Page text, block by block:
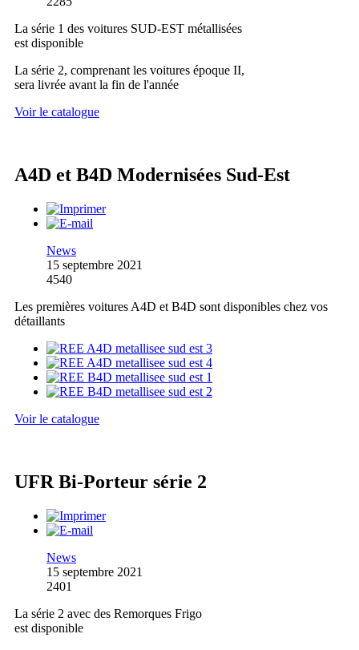
La série 1 des voitures SUD-EST métallisées
est disponible
La série 2, comprenant les voitures époque II,
sera livrée avant la fin de l'année
Voir le catalogue
A4D et B4D Modernisées Sud-Est
News
15 septembre 2021
4540
Les premières voitures A4D et B4D sont disponibles chez vos
détaillants
Voir le catalogue
UFR Bi-Porteur série 2
News
15 septembre 2021
2401
La série 2 avec des Remorques Frigo
est disponible